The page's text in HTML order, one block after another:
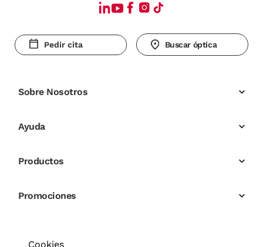
Pedir cita Buscar óptica
Sobre Nosotros
Ayuda
Productos
Promociones
Cookies